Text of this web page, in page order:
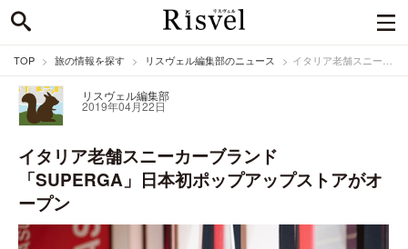
TOP 旅の情報を探す リスヴェル編集部のニュース イタリア老舗スニーカーブランド「SUPERGA」日本初ポップアップストアがオープン
リスヴェル編集部
2019年04月22日
イタリア老舗スニーカーブランド
「SUPERGA」日本初ポップアップストアがオ
ープン